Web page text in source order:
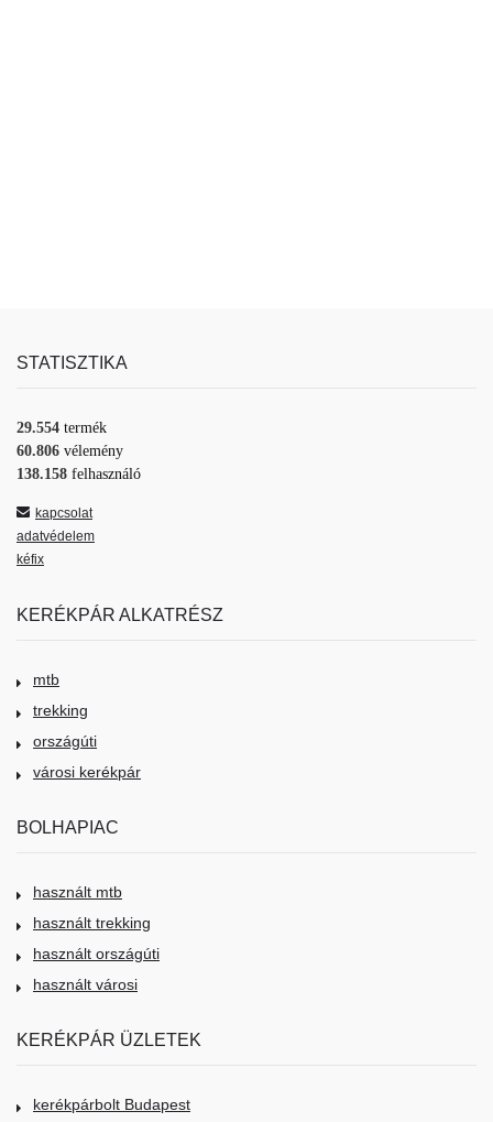
STATISZTIKA
29.554 termék
60.806 vélemény
138.158 felhasználó
kapcsolat
adatvédelem
kéfix
KERÉKPÁR ALKATRÉSZ
mtb
trekking
országúti
városi kerékpár
BOLHAPIAC
használt mtb
használt trekking
használt országúti
használt városi
KERÉKPÁR ÜZLETEK
kerékpárbolt Budapest